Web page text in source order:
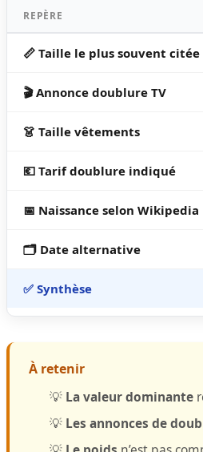
REPÈRE
📏 Taille le plus souvent citée
🎬 Annonce doublure TV
👗 Taille vêtements
💶 Tarif doublure indiqué
📅 Naissance selon Wikipedia
🗂️ Date alternative
✅ Synthèse
À retenir
💡 La valeur dominante
💡 Les annonces de